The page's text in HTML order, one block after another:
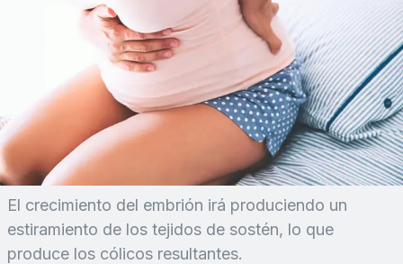
El crecimiento del embrión irá produciendo un
estiramiento de los tejidos de sostén, lo que
produce los cólicos resultantes.